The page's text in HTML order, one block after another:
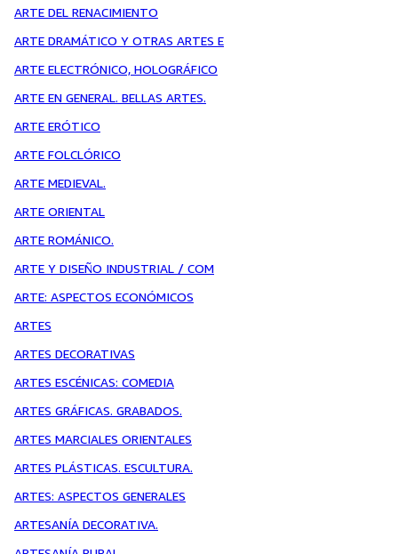
ARTE DEL RENACIMIENTO
ARTE DRAMÁTICO Y OTRAS ARTES E
ARTE ELECTRÓNICO, HOLOGRÁFICO
ARTE EN GENERAL. BELLAS ARTES.
ARTE ERÓTICO
ARTE FOLCLÓRICO
ARTE MEDIEVAL.
ARTE ORIENTAL
ARTE ROMÁNICO.
ARTE Y DISEÑO INDUSTRIAL / COM
ARTE: ASPECTOS ECONÓMICOS
ARTES
ARTES DECORATIVAS
ARTES ESCÉNICAS: COMEDIA
ARTES GRÁFICAS. GRABADOS.
ARTES MARCIALES ORIENTALES
ARTES PLÁSTICAS. ESCULTURA.
ARTES: ASPECTOS GENERALES
ARTESANÍA DECORATIVA.